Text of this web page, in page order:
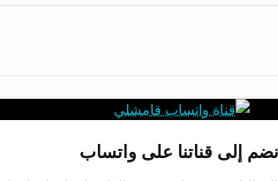
إلى قناتنا على واتساب